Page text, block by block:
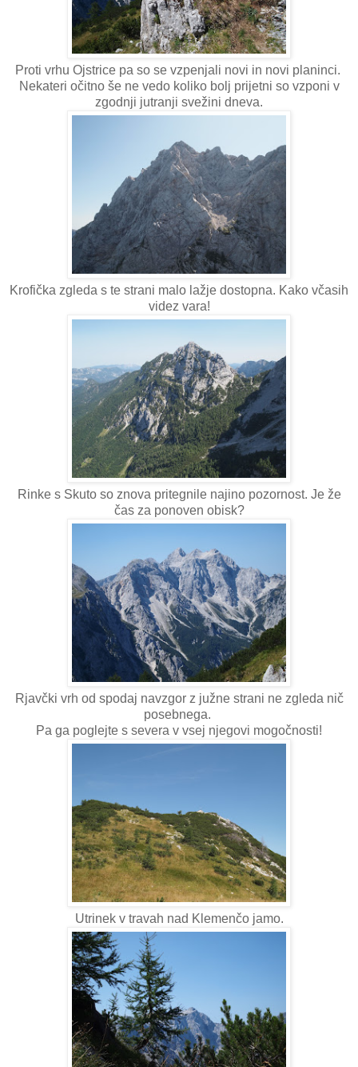
Proti vrhu Ojstrice pa so se vzpenjali novi in novi planinci.
Nekateri očitno še ne vedo koliko bolj prijetni so vzponi v
zgodnji jutranji svežini dneva.
Krofička zgleda s te strani malo lažje dostopna. Kako včasih
videz vara!
Rinke s Skuto so znova pritegnile najino pozornost. Je že
čas za ponoven obisk?
Rjavčki vrh od spodaj navzgor z južne strani ne zgleda nič
posebnega.
Pa ga poglejte s severa v vsej njegovi mogočnosti!
Utrinek v travah nad Klemenčo jamo.